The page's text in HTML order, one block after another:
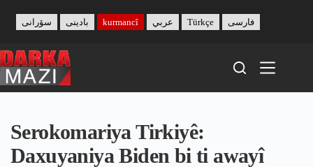
content
بادینی سۆرانی kurmancî عربي Türkçe فارسی
Serokomariya Tirkiyê:
Daxuyaniya Biden bi ti awayî